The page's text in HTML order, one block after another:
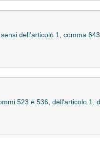
dell'articolo 1, comma
523 e 536, dell'articolo 1,